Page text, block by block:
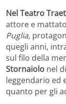
Nel Teatro
attore e
Puglia,
quegli anni,
sul filo della
Stornaiolo nel
leggendario ed
quanto per gli